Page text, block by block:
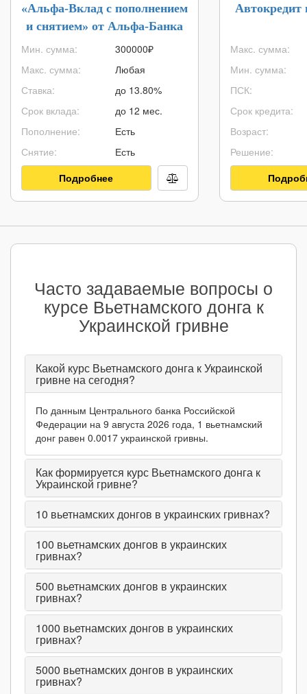
«Альфа-Вклад с пополнением
и снятием» от Альфа-Банка
Мин. сумма:
Макс. сумма:
Ставка:
Срок вклада:
Пополнение:
Снятие:
300000₽
Любая
до 13.80%
до 12 мес.
Есть
Есть
Подробнее
Автокредит
Макс. сумма:
Мин. сумма:
ПСК:
Срок кредита:
Возраст:
Решение:
Часто задаваемые вопросы о
курсе Вьетнамского донга к
Украинской гривне
Какой курс Вьетнамского донга к Украинской
гривне на сегодня?
По данным Центрального банка Российской
Федерации на 9 августа 2026 года, 1 вьетнамский
донг равен 0.0017 украинской гривны.
Как формируется курс Вьетнамского донга к
Украинской гривне?
10 вьетнамских донгов в украинских гривнах?
100 вьетнамских донгов в украинских
гривнах?
500 вьетнамских донгов в украинских
гривнах?
1000 вьетнамских донгов в украинских
гривнах?
5000 вьетнамских донгов в украинских
гривнах?